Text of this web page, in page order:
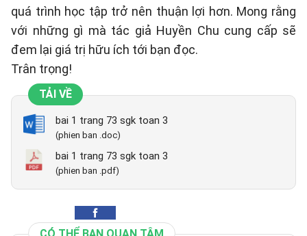
quá trình học tập trở nên thuận lợi hơn. Mong rằng
với những gì mà tác giả Huyền Chu cung cấp sẽ
đem lại giá trị hữu ích tới bạn đọc.
Trân trọng!
TẢI VỀ
bai 1 trang 73 sgk toan 3
(phien ban .doc)
bai 1 trang 73 sgk toan 3
(phien ban .pdf)
CÓ THỂ BẠN QUAN TÂM